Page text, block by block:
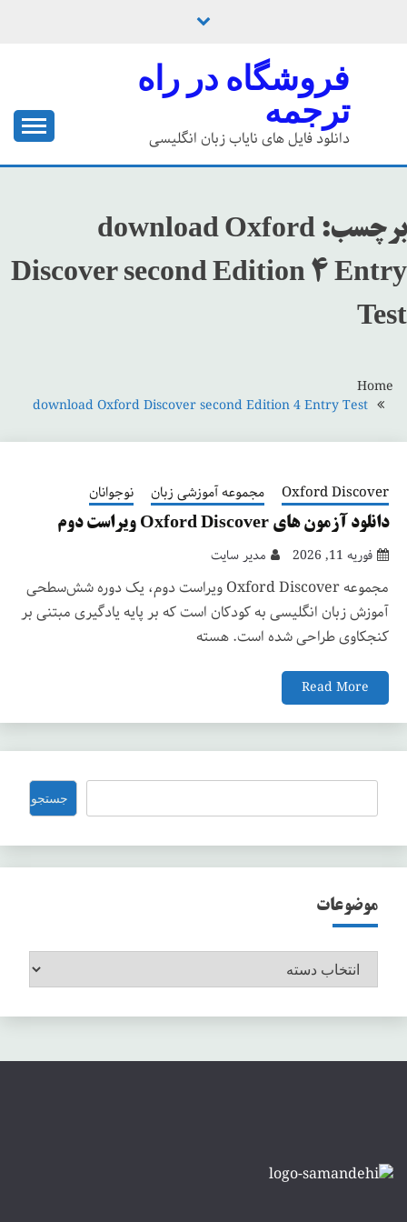
فروشگاه در راه
ترجمه
دانلود فایل های نایاب زبان انگلیسی
برچسب: download Oxford
Discover second Edition 4 Entry
Test
Home
download Oxford Discover second Edition 4 Entry Test
Oxford Discover مجموعه آموزشی زبان نوجوانان
دانلود آزمون های Oxford Discover ویراست دوم
فوریه 11, 2026 مدیر سایت
مجموعه Oxford Discover ویراست دوم، یک دوره شش‌سطحی
آموزش زبان انگلیسی به کودکان است که بر پایه یادگیری مبتنی بر
کنجکاوی طراحی شده است. هسته
Read More
جستجو جستجو
موضوعات
موضوعات